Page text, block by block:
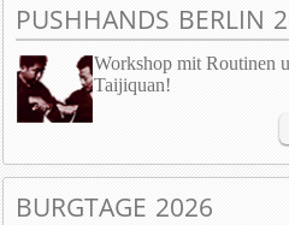
PUSHHANDS BERLIN
Workshop mit Routinen
Taijiquan!
BURGTAGE 2026